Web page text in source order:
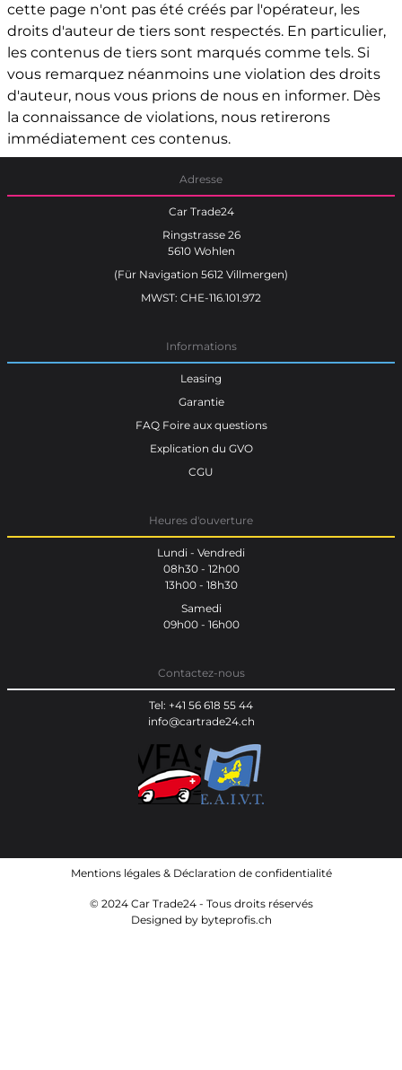
cette page n'ont pas été créés par l'opérateur, les
droits d'auteur de tiers sont respectés. En particulier,
les contenus de tiers sont marqués comme tels. Si
vous remarquez néanmoins une violation des droits
d'auteur, nous vous prions de nous en informer. Dès
la connaissance de violations, nous retirerons
immédiatement ces contenus.
Adresse
Car Trade24
Ringstrasse 26
5610 Wohlen
(Für Navigation 5612 Villmergen)
MWST: CHE-116.101.972
Informations
Leasing
Garantie
FAQ Foire aux questions
Explication du GVO
CGU
Heures d'ouverture
Lundi - Vendredi
08h30 - 12h00
13h00 - 18h30
Samedi
09h00 - 16h00
Contactez-nous
Tel: +41 56 618 55 44
info@cartrade24.ch
Mentions légales& Déclaration de confidentialité
© 2024 Car Trade24 - Tous droits réservés
Designed by byteprofis.ch